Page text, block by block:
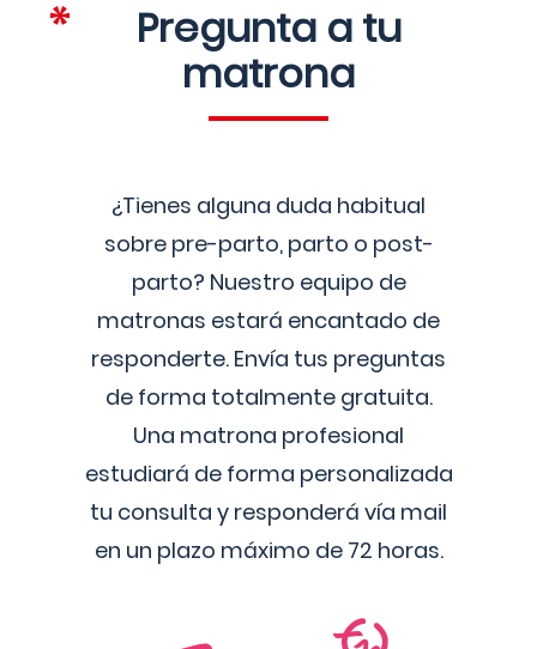
Pregunta a tu
matrona
¿Tienes alguna duda habitual
sobre pre-parto, parto o post-
parto? Nuestro equipo de
matronas estará encantado de
responderte. Envía tus preguntas
de forma totalmente gratuita.
Una matrona profesional
estudiará de forma personalizada
tu consulta y responderá vía mail
en un plazo máximo de 72 horas.